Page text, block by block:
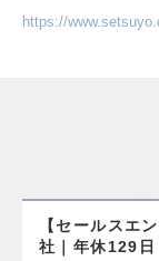
https://
【セールスエ
社｜年休129日